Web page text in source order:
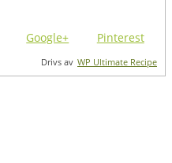
Google+ Pinterest
Drivs av WP Ultimate Recipe